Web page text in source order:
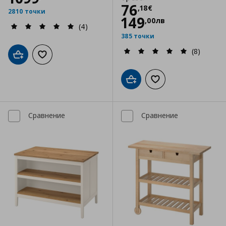
2810 точки
(4)
Добави в кошницата
Добави към списъка с любими
76,18€
Цена
149,00лв
385 точки
(8)
Добави в кошницата
Добави към
Сравнение Сравнение